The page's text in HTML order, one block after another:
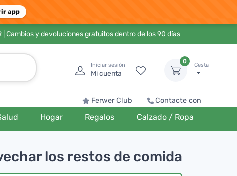
app
| Cambios y devoluciones gratuitos dentro de los 90 días
Iniciar sesión
Mi cuenta
0
Cesta
Ferwer Club Contacte con
Hogar Regalos Calzado / Ropa
los restos de comida